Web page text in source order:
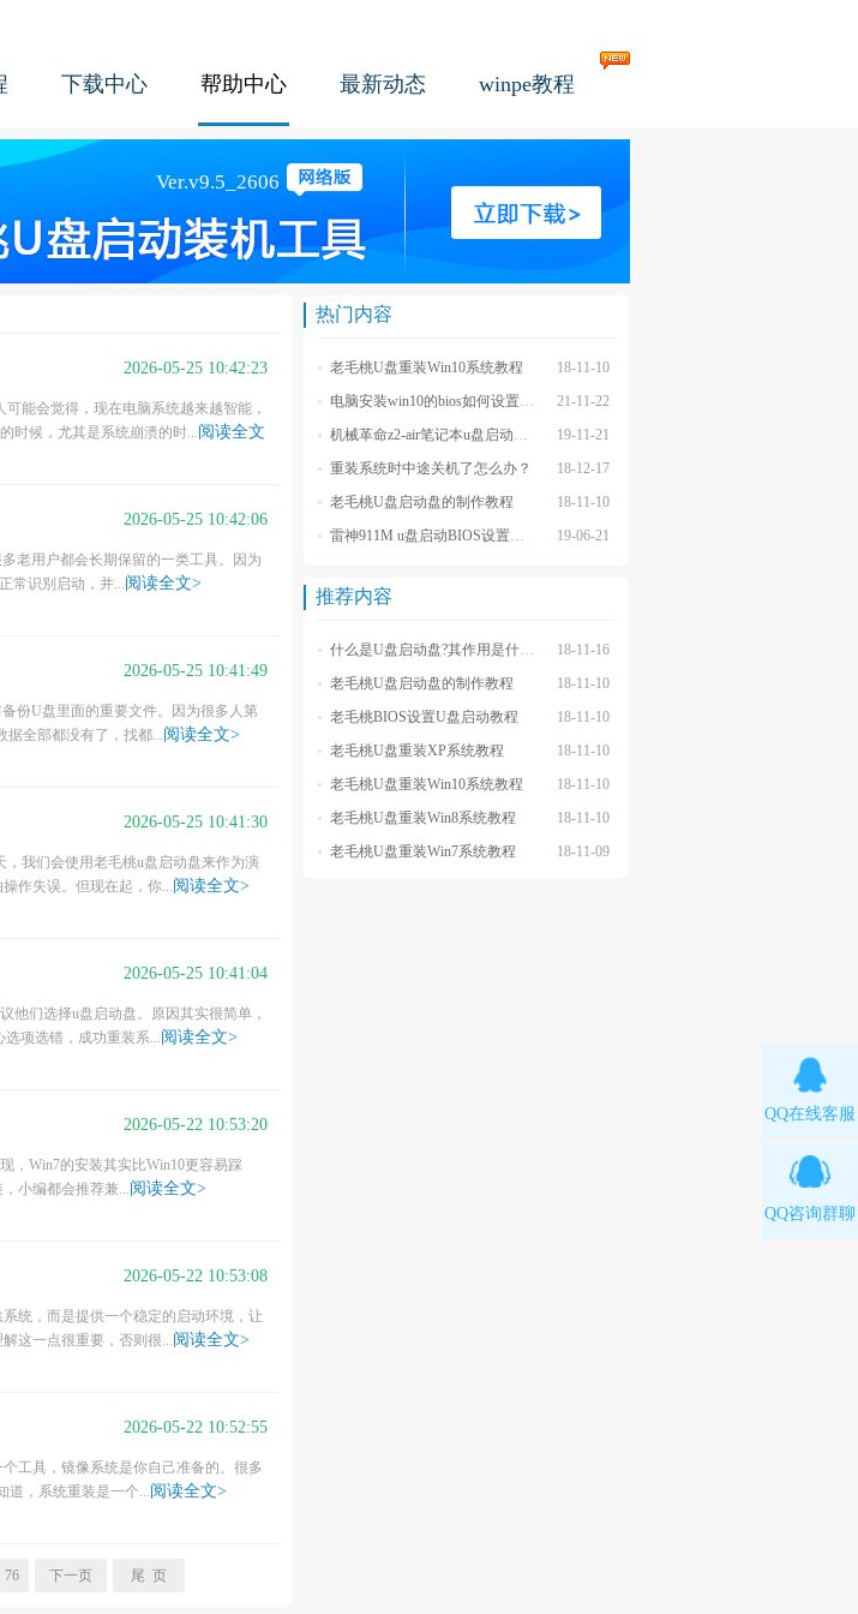
下载中心 帮助中心 最新动态 winpe教程
2026-05-25 10:42:23
能会觉得，现在电脑系统越来越智能，
时候，尤其是系统崩溃的时...阅读全文
2026-05-25 10:42:06
老用户都会长期保留的一类工具。因为
常识别启动，并...阅读全文>
2026-05-25 10:41:49
份U盘里面的重要文件。因为很多人第
据全部都没有了，找都...阅读全文>
2026-05-25 10:41:30
我们会使用老毛桃u盘启动盘来作为演
作失误。但现在起，你...阅读全文>
2026-05-25 10:41:04
他们选择u盘启动盘。原因其实很简单，
项选错，成功重装系...阅读全文>
2026-05-22 10:53:20
，Win7的安装其实比Win10更容易踩
小编都会推荐兼...阅读全文>
2026-05-22 10:53:08
统，而是提供一个稳定的启动环境，让
这一点很重要，否则很...阅读全文>
2026-05-22 10:52:55
工具，镜像系统是你自己准备的。很多
道，系统重装是一个...阅读全文>
76 下一页 尾 页
热门内容
18-11-10
老毛桃U盘重装Win10系统教程
21-11-22
电脑安装win10的bios如何设置u盘图文教程
19-11-21
机械革命z2-air笔记本u盘启动BIOS设置教程
18-12-17
重装系统时中途关机了怎么办？
18-11-10
老毛桃U盘启动盘的制作教程
19-06-21
雷神911M u盘启动BIOS设置教程
推荐内容
18-11-16
什么是U盘启动盘?其作用是什么?
18-11-10
老毛桃U盘启动盘的制作教程
18-11-10
老毛桃BIOS设置U盘启动教程
18-11-10
老毛桃U盘重装XP系统教程
18-11-10
老毛桃U盘重装Win10系统教程
18-11-10
老毛桃U盘重装Win8系统教程
18-11-09
老毛桃U盘重装Win7系统教程
QQ在线客服
QQ咨询群聊